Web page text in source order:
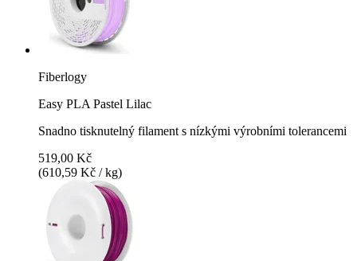
Fiberlogy
Easy PLA Pastel Lilac
Snadno tisknutelný filament s nízkými výrobními tolerancemi
519,00 Kč
(610,59 Kč / kg)